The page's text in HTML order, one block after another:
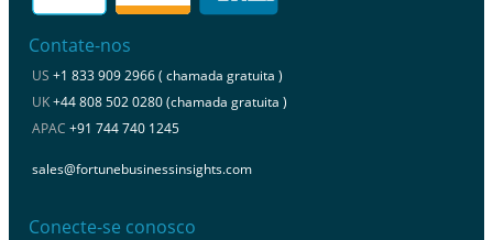
Contate-nos
US +1 833 909 2966 ( chamada gratuita )
UK+44 808 502 0280 (chamada gratuita )
APAC +91 744 740 1245
sales@fortunebusinessinsights.com
Conecte-se conosco